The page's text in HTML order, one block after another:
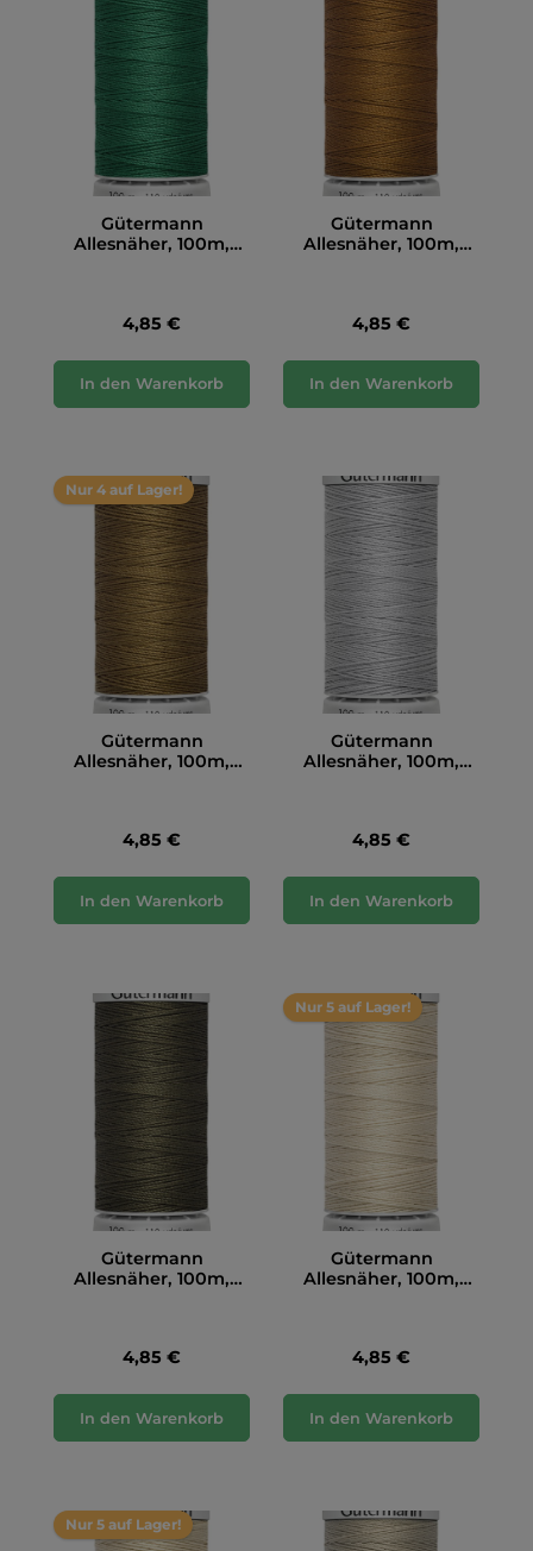
Gütermann
Allesnäher, 100m,
4,85 €
In den Warenkorb
Gütermann
Allesnäher, 100m,
4,85 €
In den Warenkorb
Nur 4 auf Lager!
Gütermann
Allesnäher, 100m,
4,85 €
In den Warenkorb
Gütermann
Allesnäher, 100m,
4,85 €
In den Warenkorb
Gütermann
Allesnäher, 100m,
4,85 €
In den Warenkorb
Nur 5 auf Lager!
Gütermann
Allesnäher, 100m,
4,85 €
In den Warenkorb
Nur 5 auf Lager!